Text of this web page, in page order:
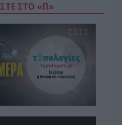
ΣΤΟ «Π»